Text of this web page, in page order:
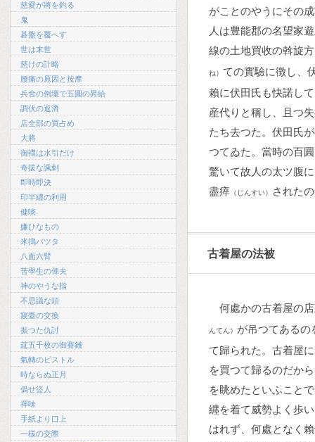
慈愛が將を釣る
鬼
碁盤を覆へす
世は末世
慈けの計略
腰痛の原因と按摩
兵舍の倒壞で五圓の昇給
調伏の返濟
店全部の買占め
大將
御禮は水引だけ
奇拔な諷刺
即時即決
印半纒の利用
健啖
嫌ひなもの
米搗バツタ
八面六臂
苦學生の俥夫
神のやうな指
不思議な頭
寢臺の交換
振つた仇討
莚五千枚の御賽錢
氣轉のピストル
時ならぬ正月
僞せ盜人
禪味
手紙より口上
一樣の交際
がことのやうにその
人は豊能郡の名望家
線の土地買收の斡旋
ね） ての實驗に徴し、
賴に伏田氏も快諾し
産代りと稱し、且つ
たち去つた。伏田氏
つてゐた。當時の百
驚いて故人の太ツ腹
盡瘁 （じんすい） された
古着屋の法被
何處かの古着屋の
んてん） が吊つてあるの
て歸られた。古着屋
を買つて歸るのだか
を眺めたといふこと
纒を着て威勢よく歩
はれず、何處となく